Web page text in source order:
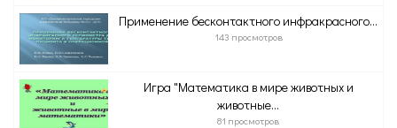
Применение бесконтактного инфракрасного...
143 просмотров
Игра "Математика в мире животных и
животные...
81 просмотров